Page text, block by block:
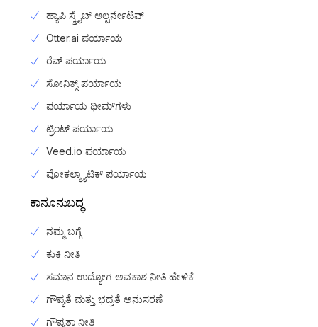
ಹ್ಯಾಪಿ ಸ್ಕ್ರೈಬ್ ಆಲ್ಟರ್ನೇಟಿವ್
Otter.ai ಪರ್ಯಾಯ
ರೆವ್ ಪರ್ಯಾಯ
ಸೋನಿಕ್ಸ್ ಪರ್ಯಾಯ
ಪರ್ಯಾಯ ಥೀಮ್‌ಗಳು
ಟ್ರಿಂಟ್ ಪರ್ಯಾಯ
Veed.io ಪರ್ಯಾಯ
ವೋಕಲ್ಮ್ಯಾಟಿಕ್ ಪರ್ಯಾಯ
ಕಾನೂನುಬದ್ಧ
ನಮ್ಮ ಬಗ್ಗೆ
ಕುಕಿ ನೀತಿ
ಸಮಾನ ಉದ್ಯೋಗ ಅವಕಾಶ ನೀತಿ ಹೇಳಿಕೆ
ಗೌಪ್ಯತೆ ಮತ್ತು ಭದ್ರತೆ ಅನುಸರಣೆ
ಗೌಪ್ಯತಾ ನೀತಿ